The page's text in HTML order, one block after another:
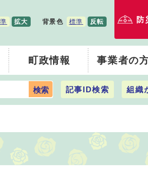
拡大 背景色 標準 反転 防
町政情報 事業者の
検索 記事ID検索 組織